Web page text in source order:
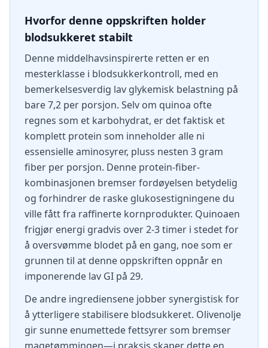
Hvorfor denne oppskriften holder
blodsukkeret stabilt
Denne middelhavsinspirerte retten er en
mesterklasse i blodsukkerkontroll, med en
bemerkelsesverdig lav glykemisk belastning på
bare 7,2 per porsjon. Selv om quinoa ofte
regnes som et karbohydrat, er det faktisk et
komplett protein som inneholder alle ni
essensielle aminosyrer, pluss nesten 3 gram
fiber per porsjon. Denne protein-fiber-
kombinasjonen bremser fordøyelsen betydelig
og forhindrer de raske glukosestigningene du
ville fått fra raffinerte kornprodukter. Quinoaen
frigjør energi gradvis over 2-3 timer i stedet for
å oversvømme blodet på en gang, noe som er
grunnen til at denne oppskriften oppnår en
imponerende lav GI på 29.
De andre ingrediensene jobber synergistisk for
å ytterligere stabilisere blodsukkeret. Olivenolje
gir sunne enumettede fettsyrer som bremser